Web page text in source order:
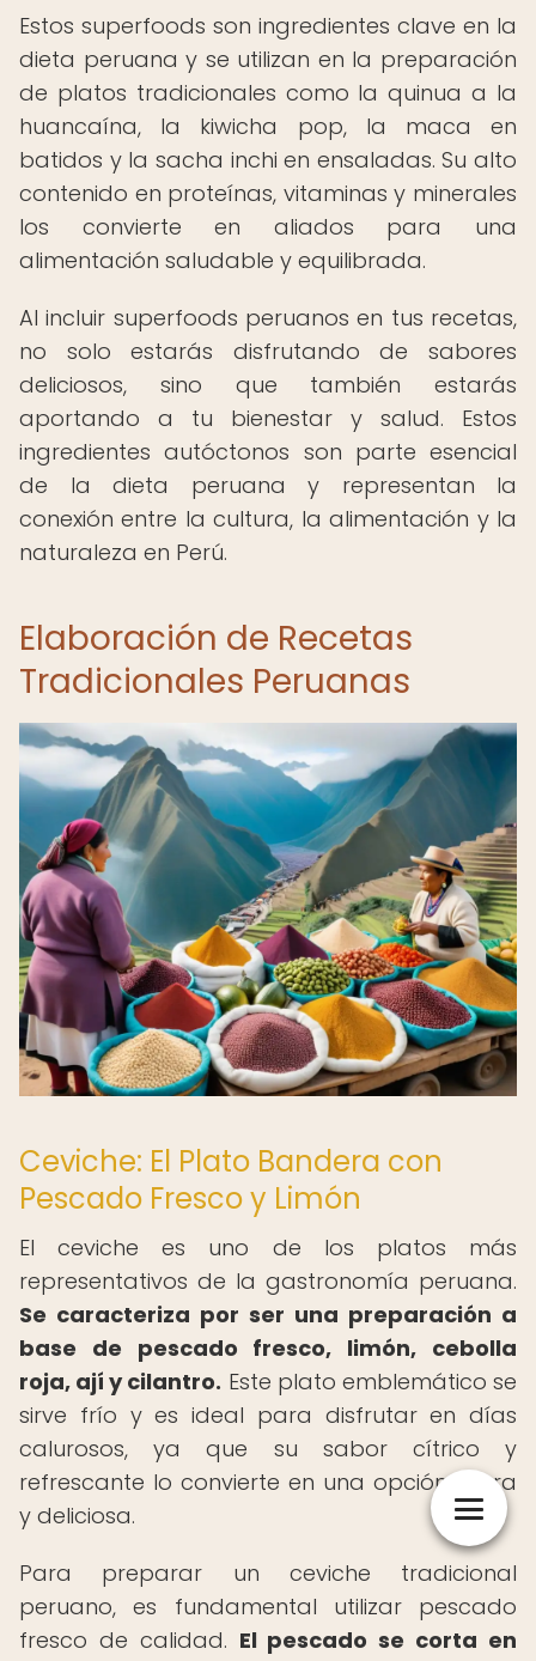
Estos superfoods son ingredientes clave en la
dieta peruana y se utilizan en la preparación
de platos tradicionales como la quinua a la
huancaína, la kiwicha pop, la maca en
batidos y la sacha inchi en ensaladas. Su alto
contenido en proteínas, vitaminas y minerales
los convierte en aliados para una
alimentación saludable y equilibrada.
Al incluir superfoods peruanos en tus recetas,
no solo estarás disfrutando de sabores
deliciosos, sino que también estarás
aportando a tu bienestar y salud. Estos
ingredientes autóctonos son parte esencial
de la dieta peruana y representan la
conexión entre la cultura, la alimentación y la
naturaleza en Perú.
Elaboración de Recetas
Tradicionales Peruanas
Ceviche: El Plato Bandera con
Pescado Fresco y Limón
El ceviche es uno de los platos más
representativos de la gastronomía peruana.
Se caracteriza por ser una preparación a
base de pescado fresco, limón, cebolla
roja, ají y cilantro. Este plato emblemático se
sirve frío y es ideal para disfrutar en días
calurosos, ya que su sabor cítrico y
refrescante lo convierte en una opción ligera
y deliciosa.
Para preparar un ceviche tradicional
peruano, es fundamental utilizar pescado
fresco de calidad. El pescado se corta en